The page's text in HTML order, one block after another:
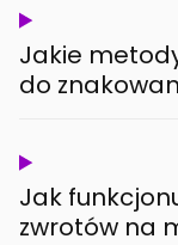
Jakie
do
Jak
zwrotów na